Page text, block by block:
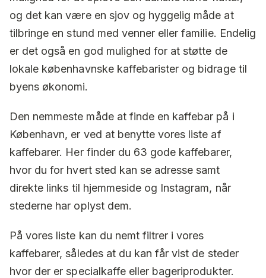
og det kan være en sjov og hyggelig måde at
tilbringe en stund med venner eller familie. Endelig
er det også en god mulighed for at støtte de
lokale københavnske kaffebarister og bidrage til
byens økonomi.
Den nemmeste måde at finde en kaffebar på i
København, er ved at benytte vores liste af
kaffebarer. Her finder du 63 gode kaffebarer,
hvor du for hvert sted kan se adresse samt
direkte links til hjemmeside og Instagram, når
stederne har oplyst dem.
På vores liste kan du nemt filtrer i vores
kaffebarer, således at du kan får vist de steder
hvor der er specialkaffe eller bageriprodukter.